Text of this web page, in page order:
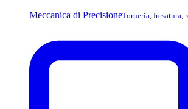
Meccanica di PrecisioneTorneria, fresatura,